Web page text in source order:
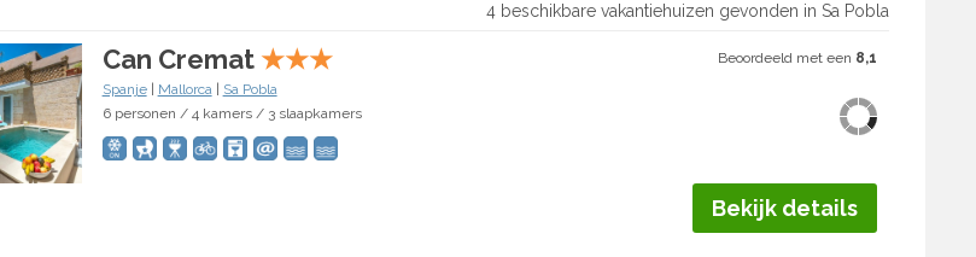
4 beschikbare vakantiehuizen gevonden in Sa Pobla
Can Cremat ★★★ Beoordeeld met een 8,1
Spanje| Mallorca|
Sa Pobla
6 personen / 4 kamers / 3 slaapkamers
Bekijk details